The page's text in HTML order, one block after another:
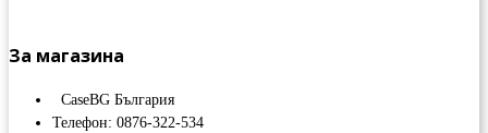
За магазина
CaseBG България
Телефон: 0876-322-534